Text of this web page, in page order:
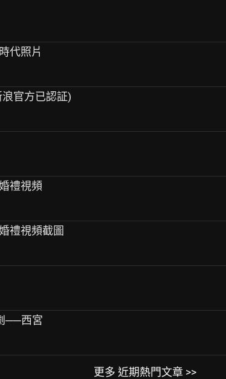
代照片
官方已認証)
禮視頻
禮視頻截圖
──西宮
更多 近期熱門文章 >>